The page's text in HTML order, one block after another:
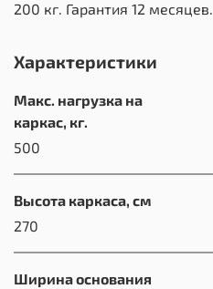
200 кг. Гарантия 12 месяцев.
Характеристики
Макс. нагрузка на
каркас, кг.
500
Высота каркаса, см
270
Ширина основания